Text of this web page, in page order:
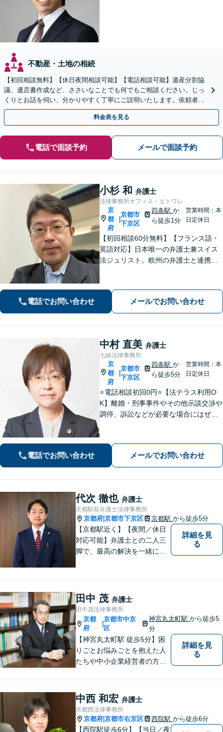
不動産・土地の相続
【初回相談無料】【休日夜間相談可能】【電話相談可能】遺産分割協
議、遺言書作成など、ささいなことでも何でもご相談ください。じっ
くりとお話を伺い、分かりやすく丁寧にご説明いたします。依頼者の
方の利益を最大化するために尽力いたします。
料金表を見る
電話で面談予約 メールで面談予約
小杉 和 弁護士
法律事務所オフィス・エトワレ
京
都
府
京都市
下京区
四条駅 か
ら徒歩1分
営業時間：本
日定休日
【初回相談60分無料】【フランス語・
英語対応】日本唯一の弁護士兼スイス
法ジュリスト。欧州の弁護士と連携し
上げ／英仏日契約法務／ハーグ条約案
件などお任せ【WEB対応｜休日・夜間
相談可】
電話でお問い合わせ メールでお問い合わせ
中村 直美 弁護士
七緒法律事務所
京
都
府
京都市
下京区
四条駅 か
ら徒歩5分
営業時間：本
日定休日
⭐️電話相談初回0円⭐️【法テラス利用O
K】離婚・刑事事件やその他示談交渉や
調停、訴訟などが必要な場合にはぜひ
であることを心がけています【弁護士
歴15年以上】【四条烏丸5分】
電話でお問い合わせ メールでお問い合わせ
代次 徹也 弁護士
京都駅前弁護士法律事務所
京都府 京都市下京区 京都駅 から徒歩5分
【京都駅近く】【夜間／休日
対応可能】弁護士との二人三
脚で、最高の解決を一緒に目
可能です。【地域に根ざした
弁護士】まずは当事務所の無
料法律相談をご体験くださ
い。
詳細を見
る
田中 茂 弁護士
田中茂法律事務所
京都
府
|
京都市中京
区
神宮丸太町駅から徒歩5
分
【神宮丸太町駅 徒歩5分】困
りごとお悩みごとを抱えた人
たちや中小企業経営者の方々
寧をモットーとして全力でそ
の解決にあたります。どんな
に困難でも、常に明るく、前
向きな気持ちをもって、ご依
頼者様とともにより良い解決
詳細を見
る
中西 和宏 弁護士
京都西法律事務所
京都府 京都市右京区 西院駅 から徒歩6分
【西院駅徒歩6分】【当日／夜